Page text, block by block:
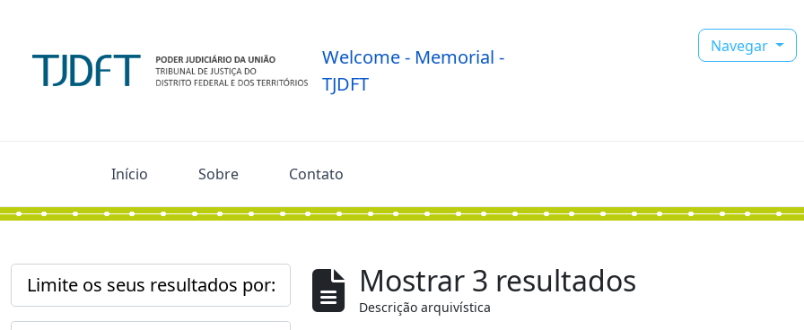
Welcome - Memorial -
TJDFT
Navegar
Início Sobre Contato
Limite os seus resultados por: Mostrar 3 resultados
Descrição arquivística